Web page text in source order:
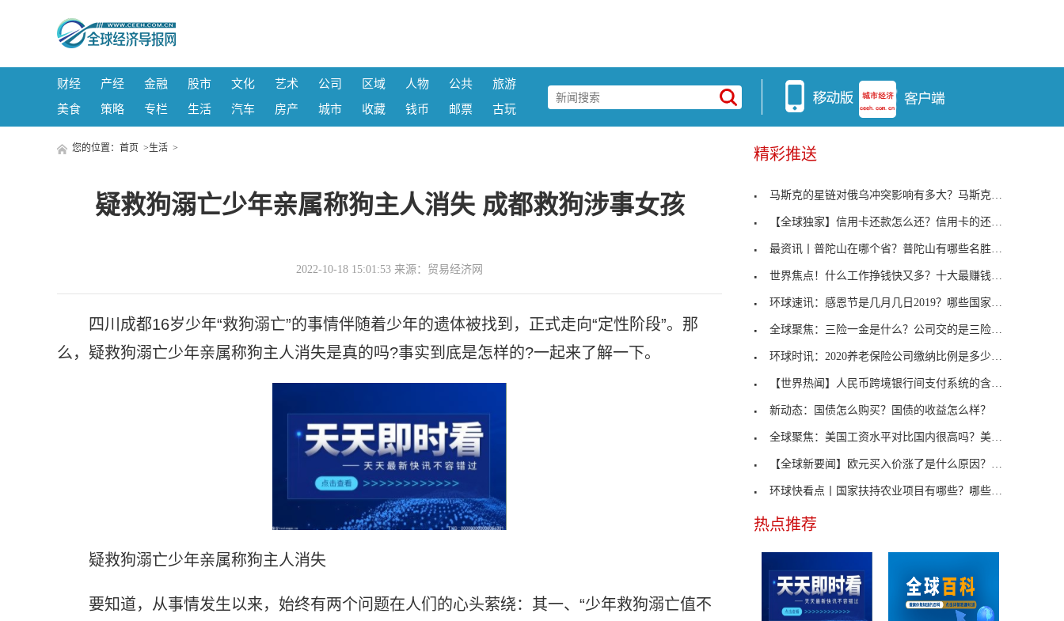
财经 产经 金融 股市 文化 艺术 公司 区域 人物 公共
旅游
美食
策略 专栏 生活 汽车 房产 城市 收藏 钱币 邮票 古玩
您的位置： 首页 >生活 >
疑救狗溺亡少年亲属称狗主人消失 成都救狗涉事女孩
2022-10-18 15:01:53 来源：贸易经济网
四川成都16岁少年“救狗溺亡”的事情伴随着少年的遗体被找到，正式走向“定性阶段”。那
么，疑救狗溺亡少年亲属称狗主人消失是真的吗?事实到底是怎样的?一起来了解一下。
疑救狗溺亡少年亲属称狗主人消失
要知道，从事情发生以来，始终有两个问题在人们的心头萦绕：其一、“少年救狗溺亡值不
精彩推送
马斯克的星链对俄乌冲突影响有多大？马斯克的星链能
【全球独家】信用卡还款怎么还？信用卡的还款方式有
最资讯丨普陀山在哪个省？普陀山有哪些名胜古迹？
世界焦点！什么工作挣钱快又多？十大最赚钱工作排行
环球速讯：感恩节是几月几日2019？哪些国家过感恩节
全球聚焦：三险一金是什么？公司交的是三险一金还是
环球时讯：2020养老保险公司缴纳比例是多少？养老保
【世界热闻】人民币跨境银行间支付系统的含义是什么
新动态：国债怎么购买？国债的收益怎么样？
全球聚焦：美国工资水平对比国内很高吗？美国工资平
【全球新要闻】欧元买入价涨了是什么原因？欧元在看
环球快看点丨国家扶持农业项目有哪些？哪些种植项目
热点推荐